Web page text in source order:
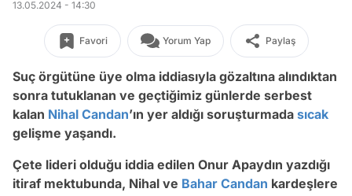
13.05.2024 - 14:30
Favori Yorum Yap Paylaş
Suç örgütüne üye olma iddiasıyla gözaltına alındıktan
sonra tutuklanan ve geçtiğimiz günlerde serbest
kalan Nihal Candan’ın yer aldığı soruşturmada sıcak
gelişme yaşandı.
Çete lideri olduğu iddia edilen Onur Apaydın yazdığı
itiraf mektubunda, Nihal ve Bahar Candan kardeşlere